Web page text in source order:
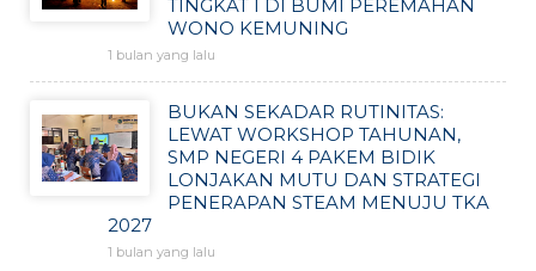
TINGKAT I DI BUMI PEREMAHAN
WONO KEMUNING
1 bulan yang lalu
BUKAN SEKADAR RUTINITAS:
LEWAT WORKSHOP TAHUNAN,
SMP NEGERI 4 PAKEM BIDIK
LONJAKAN MUTU DAN STRATEGI
PENERAPAN STEAM MENUJU TKA
2027
1 bulan yang lalu